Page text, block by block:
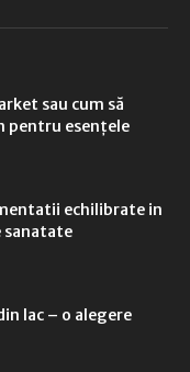
sau cum să
pentru esențele
echilibrate in
sanatate
lac – o alegere